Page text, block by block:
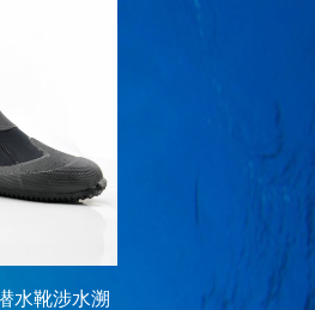
水靴涉水溯